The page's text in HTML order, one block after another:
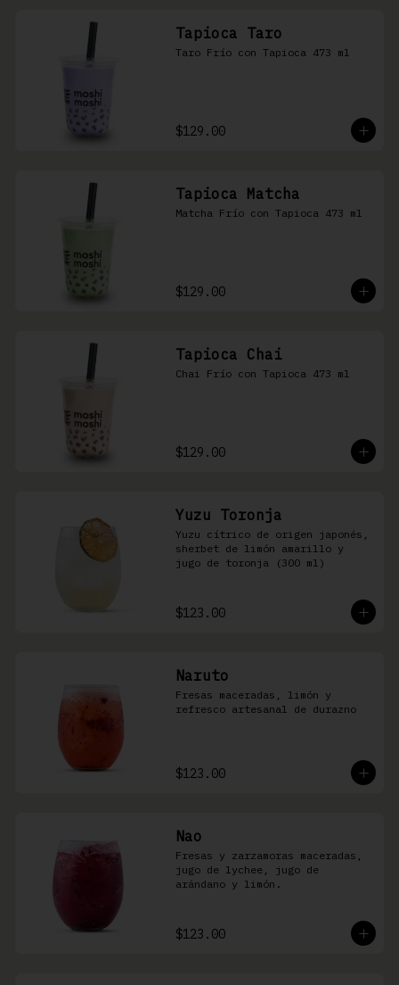
Tapioca Taro
Taro Frío con Tapioca 473 ml
$129.00
Tapioca Matcha
Matcha Frío con Tapioca 473 ml
$129.00
Tapioca Chai
Chai Frío con Tapioca 473 ml
$129.00
Yuzu Toronja
Yuzu cítrico de origen japonés,
sherbet de limón amarillo y
jugo de toronja (300 ml)
$123.00
Naruto
Fresas maceradas, limón y
refresco artesanal de durazno
$123.00
Nao
Fresas y zarzamoras maceradas,
jugo de lychee, jugo de
arándano y limón.
$123.00